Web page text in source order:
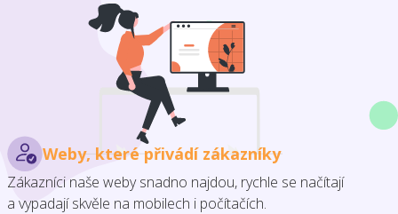
Weby, které přivádí zákazníky
Zákazníci naše weby snadno najdou, rychle se načítají
a vypadají skvěle na mobilech i počítačích.